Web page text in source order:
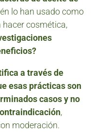
lo han usado como
hacer cosmética,
a través de
esas prácticas son
casos y no
,
moderación.